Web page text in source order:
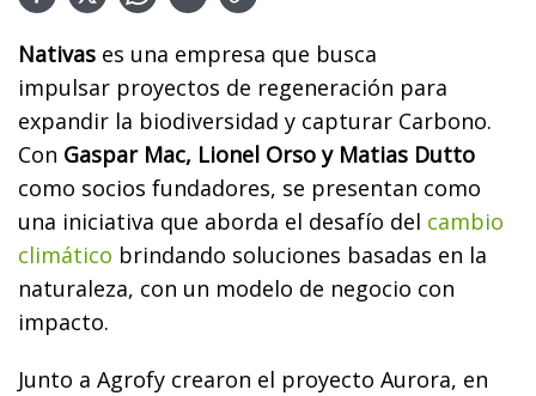
Nativas es una empresa que busca
impulsar proyectos de regeneración para
expandir la biodiversidad y capturar Carbono.
Con Gaspar Mac, Lionel Orso y Matias Dutto
como socios fundadores, se presentan como
una iniciativa que aborda el desafío del cambio
climático brindando soluciones basadas en la
naturaleza, con un modelo de negocio con
impacto.
Junto a Agrofy crearon el proyecto Aurora, en